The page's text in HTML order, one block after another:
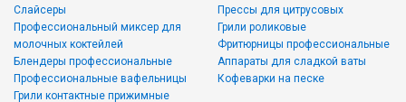
Слайсеры
Прессы для цитрусовых
Профессиональный миксер для
молочных коктейлей
Блендеры профессиональные
Профессиональные вафельницы
Грили контактные прижимные
Грили роликовые
Фритюрницы профессиональные
Аппараты для сладкой ваты
Кофеварки на песке